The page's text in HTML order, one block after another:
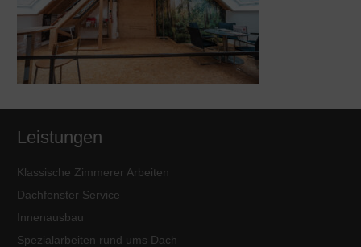
Leistungen
Klassische Zimmerer Arbeiten
Dachfenster Service
Innenausbau
Spezialarbeiten rund ums Dach